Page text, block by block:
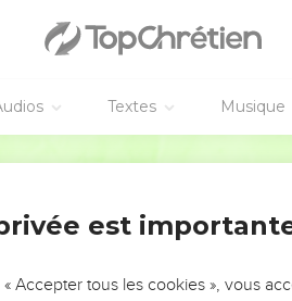
Textes Musique
L’ANNÉE !
?
est
Accepter tous les cookies », vous